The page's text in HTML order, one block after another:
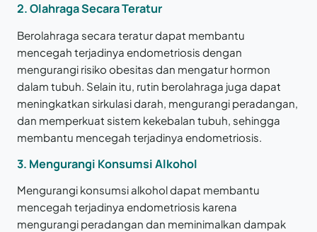
2. Olahraga Secara Teratur
Berolahraga secara teratur dapat membantu
mencegah terjadinya endometriosis dengan
mengurangi risiko obesitas dan mengatur hormon
dalam tubuh. Selain itu, rutin berolahraga juga dapat
meningkatkan sirkulasi darah, mengurangi peradangan,
dan memperkuat sistem kekebalan tubuh, sehingga
membantu mencegah terjadinya endometriosis.
3. Mengurangi Konsumsi Alkohol
Mengurangi konsumsi alkohol dapat membantu
mencegah terjadinya endometriosis karena
mengurangi peradangan dan meminimalkan dampak